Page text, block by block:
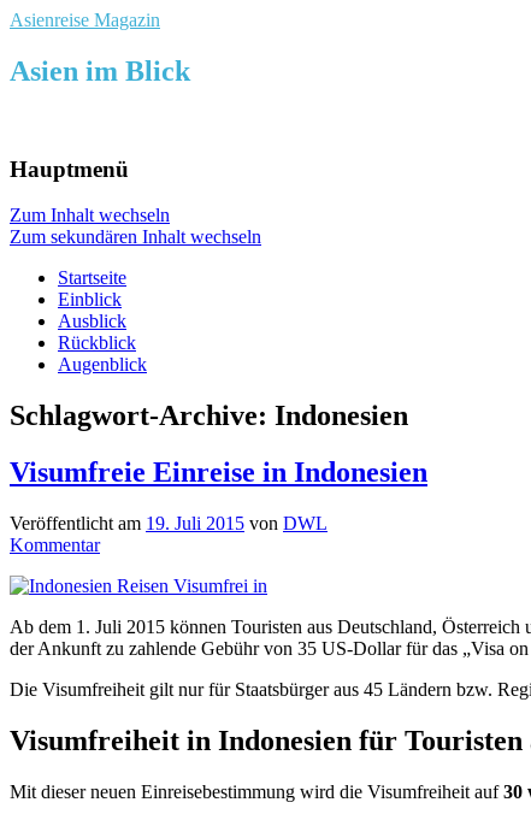
Asienreise Magazin
Asien im Blick
Hauptmenü
Zum Inhalt wechseln
Zum sekundären Inhalt wechseln
Startseite
Einblick
Ausblick
Rückblick
Augenblick
Schlagwort-Archive: Indonesien
Visumfreie Einreise in Indonesien
Veröffentlicht am 19. Juli 2015 von DWL
Kommentar
Ab dem 1. Juli 2015 können Touristen aus Deutschland,
der Ankunft zu zahlende Gebühr von 35 US-Dollar für das „Visa
Die Visumfreiheit gilt nur für Staatsbürger aus 45 Ländern bzw.
Visumfreiheit in Indonesien für Touristen
Mit dieser neuen Einreisebestimmung wird die Visumfreiheit auf30